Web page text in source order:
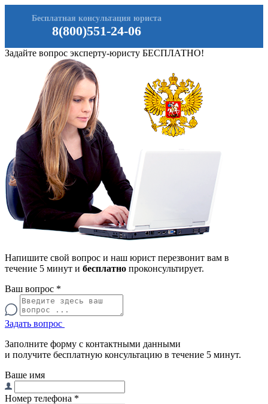
8(800)551-24-06
Бесплатная консультация юриста
Задайте вопрос эксперту-юристу БЕСПЛАТНО!
Напишите свой вопрос и наш юрист перезвонит вам в
течение 5 минут и бесплатно проконсультирует.
Ваш вопрос *
Задать вопрос
Заполните форму с контактными данными
и получите бесплатную консультацию в течение 5 минут.
Ваше имя
Номер телефона *